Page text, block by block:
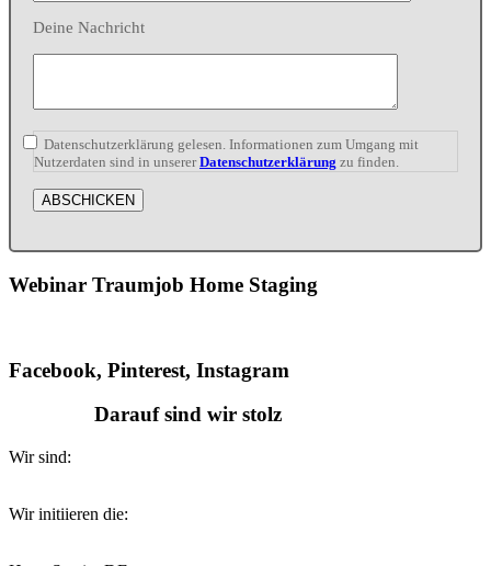
Deine Nachricht
Datenschutzerklärung gelesen. Informationen zum Umgang mit
Nutzerdaten sind in unsererDatenschutzerklärung zu finden.
Webinar Traumjob Home Staging
Facebook, Pinterest, Instagram
Darauf sind wir stolz
Wir sind:
Wir initiieren die: